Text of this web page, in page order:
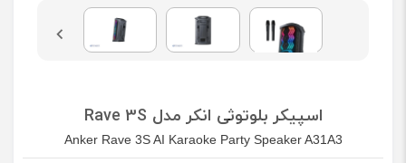
اسپیکر بلوتوثی انکر مدل Rave 3S
Anker Rave 3S AI Karaoke Party Speaker A31A3